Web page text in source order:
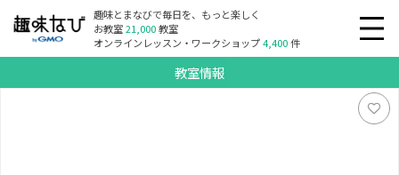
趣味とまなびで毎日を、もっと楽しく
お教室21,000教室
オンラインレッスン・ワークショップ4,400件
教室情報